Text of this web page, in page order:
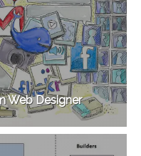
Web Designer